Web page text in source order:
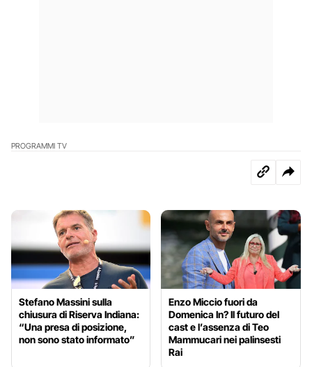
PROGRAMMI TV
Stefano Massini sulla
chiusura di Riserva Indiana:
“Una presa di posizione,
non sono stato informato”
Enzo Miccio fuori da
Domenica In? Il futuro del
cast e l’assenza di Teo
Mammucari nei palinsesti
Rai